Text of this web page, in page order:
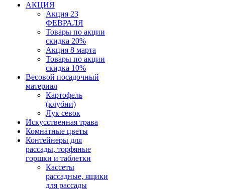
АКЦИЯ
Акция 23
ФЕВРАЛЯ
Товары по акции
скидка 20%
Акция 8 марта
Товары по акции
скидка 10%
Весовой посадочный
материал
Картофель
(клубни)
Лук севок
Искусственная трава
Комнатные цветы
Контейнеры для
рассады, торфяные
горшки и таблетки
Кассеты
рассадные, ящики
для рассады